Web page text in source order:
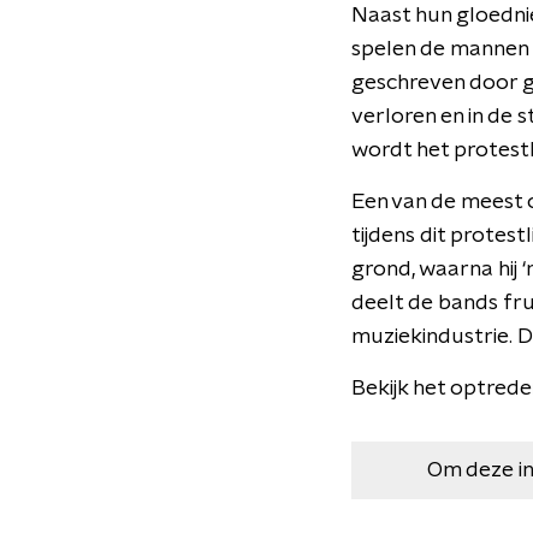
Naast hun
spelen de
geschreven door
verloren en in de
wordt het
Een van de
tijdens dit
grond, waarna hij
deelt de bands
muziekindustrie.
Bekijk het
Om deze